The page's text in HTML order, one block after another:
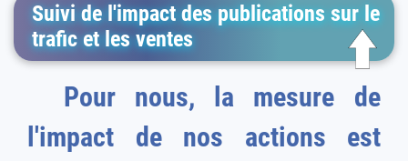
Suivi de l'impact des publications sur le
trafic et les ventes
Pour nous, la mesure de
l'impact de nos actions est